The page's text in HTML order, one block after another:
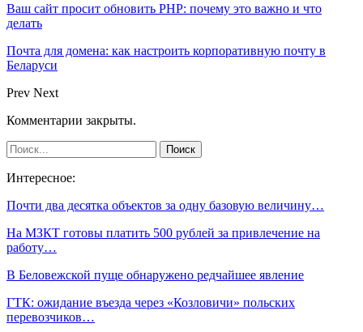
Ваш сайт просит обновить PHP: почему это важно и что
делать
Почта для домена: как настроить корпоративную почту в
Беларуси
Prev Next
Комментарии закрыты.
Интересное:
Почти два десятка объектов за одну базовую величину…
На МЗКТ готовы платить 500 рублей за привлечение на
работу…
В Беловежской пуще обнаружено редчайшее явление
ГТК: ожидание въезда через «Козловичи» польских
перевозчиков…